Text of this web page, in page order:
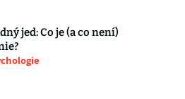
jed: Co je (a co není)